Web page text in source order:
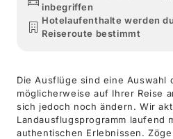
inbegriffen
Hotelaufenthalte werden
Reiseroute bestimmt
Die Ausflüge sind eine Auswahl
möglicherweise auf Ihrer Reise
sich jedoch noch ändern. Wir
Landausflugsprogramm laufend
authentischen Erlebnissen.